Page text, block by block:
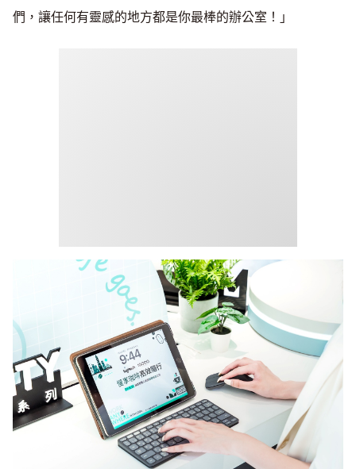
們，讓任何有靈感的地方都是你最棒的辦公室！」